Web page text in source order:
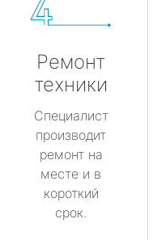
Ремонт
техники
Специалист
производит
ремонт на
месте и в
короткий
срок.